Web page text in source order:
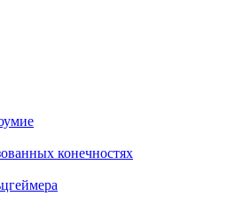
конечностях